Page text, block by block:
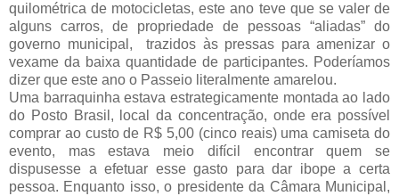
quilométrica de motocicletas, este ano teve que se valer de
alguns carros, de propriedade de pessoas “aliadas” do
governo municipal, trazidos às pressas para amenizar o
vexame da baixa quantidade de participantes. Poderíamos
dizer que este ano o Passeio literalmente amarelou.
Uma barraquinha estava estrategicamente montada ao lado
do Posto Brasil, local da concentração, onde era possível
comprar ao custo de R$ 5,00 (cinco reais) uma camiseta do
evento, mas estava meio difícil encontrar quem se
dispusesse a efetuar esse gasto para dar ibope a certa
pessoa. Enquanto isso, o presidente da Câmara Municipal,